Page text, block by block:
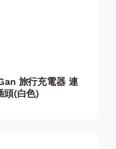
旅行充電器 連
頭(白色)